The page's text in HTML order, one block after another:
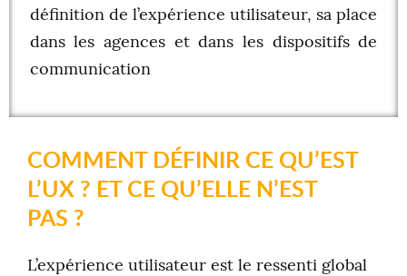
définition de l’expérience utilisateur, sa place
dans les agences et dans les dispositifs de
communication
COMMENT DÉFINIR CE QU’EST
L’UX ? ET CE QU’ELLE N’EST
PAS ?
L’expérience utilisateur est le ressenti global